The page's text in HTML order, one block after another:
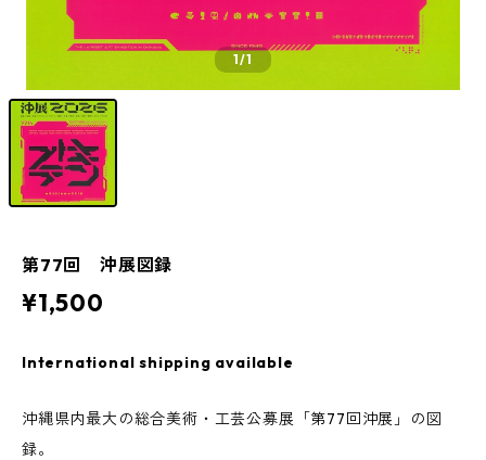
1/1
第77回 沖展図録
¥1,500
International shipping available
沖縄県内最大の総合美術・工芸公募展「第77回沖展」の図
録。